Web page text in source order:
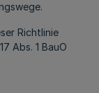
Richtlinie
Abs. 1 BauO